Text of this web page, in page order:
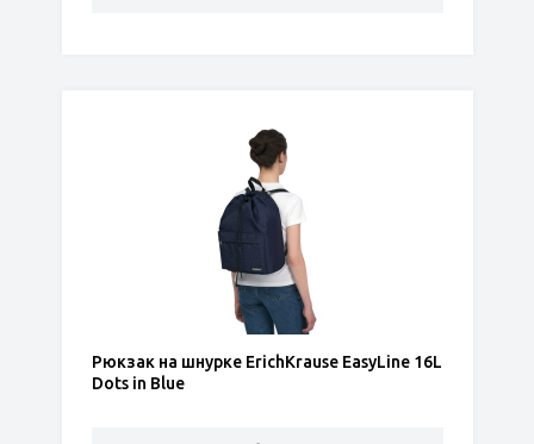
Рюкзак на шнурке ErichKrause EasyLine 16L
Dots in Blue